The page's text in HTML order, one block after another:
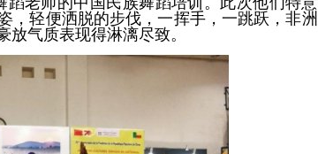
，轻便洒脱的步伐，一挥手，一跳跃，非洲
气质表现得淋漓尽致。